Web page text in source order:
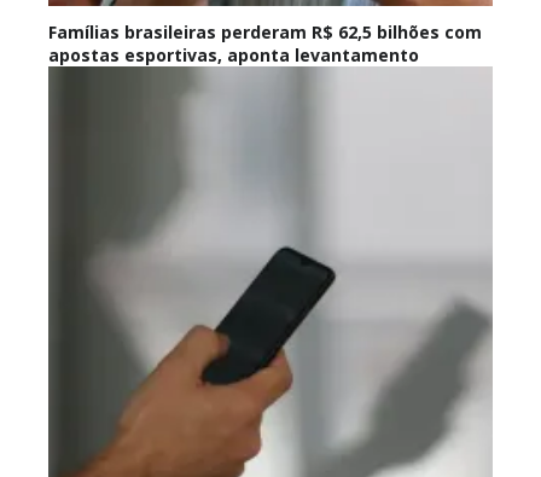
Famílias brasileiras perderam R$ 62,5 bilhões com
apostas esportivas, aponta levantamento